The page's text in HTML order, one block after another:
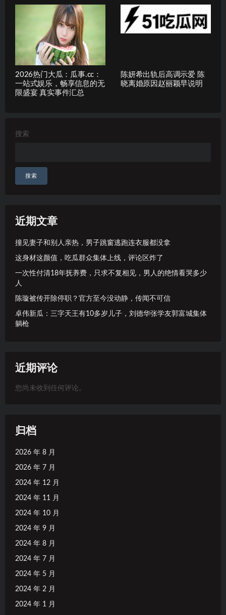
2026热门大瓜：瓜事.cc：
一站式娱乐，畅享信息的无
限盛宴 真实事件汇总
陈妍希出轨后高调示爱 陈
晓离婚原因赵丽颖早说明
搜索
搜索
近期文章
撞见妻子和别人亲热，男子跳窗逃跑连衣服都没拿
这身材这颜值，吃瓜群众集体上线，评论区炸了
一次性付清18年抚养费，只求不复相见，男人的绝情看哭多少
人
陈璇被传开除停职？官方至今没动静，传闻不可信
卓伟新瓜：三字天王有10多岁儿子，刘德华张学友郭富城集体
躺枪
近期评论
您尚未收到任何评论。
归档
2026 年 8 月
2026 年 7 月
2024 年 12 月
2024 年 11 月
2024 年 10 月
2024 年 9 月
2024 年 8 月
2024 年 7 月
2024 年 5 月
2024 年 2 月
2024 年 1 月